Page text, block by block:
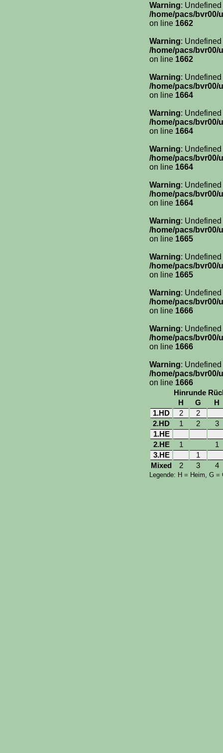
Warning:
/home/pacs/bvr00/
on line 1662
Warning:
/home/pacs/bvr00/
on line 1662
Warning:
/home/pacs/bvr00/
on line 1664
Warning:
/home/pacs/bvr00/
on line 1664
Warning:
/home/pacs/bvr00/
on line 1664
Warning:
/home/pacs/bvr00/
on line 1664
Warning:
/home/pacs/bvr00/
on line 1665
Warning:
/home/pacs/bvr00/
on line 1665
Warning:
/home/pacs/bvr00/
on line 1666
Warning:
/home/pacs/bvr00/
on line 1666
Warning:
/home/pacs/bvr00/
on line 1666
Hinrunde
H
G
H
1.HD
2
2
2.HD
1 2
3
1.HE
2.HE
1
1
3.HE
1
Mixed
2 3 4
Legende: H = Heim, G =